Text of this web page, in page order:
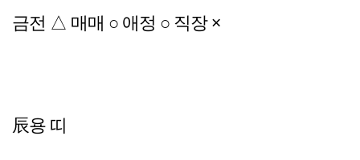
금전 △ 매매 ○ 애정 ○ 직장 ×
辰용 띠